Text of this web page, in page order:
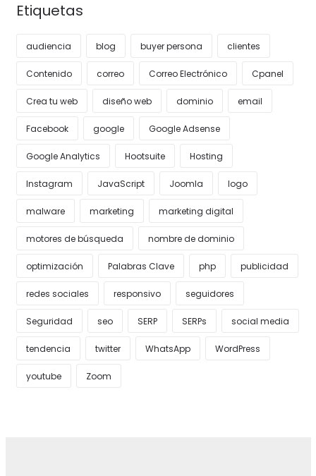
Etiquetas
audiencia blog buyer persona clientes
Contenido correo Correo Electrónico Cpanel
Crea tu web diseño web dominio email
Facebook google Google Adsense
Google Analytics Hootsuite Hosting
Instagram JavaScript Joomla logo
malware marketing marketing digital
motores de búsqueda nombre de dominio
optimización Palabras Clave php publicidad
redes sociales responsivo seguidores
Seguridad seo SERP SERPs social media
tendencia twitter WhatsApp WordPress
youtube Zoom